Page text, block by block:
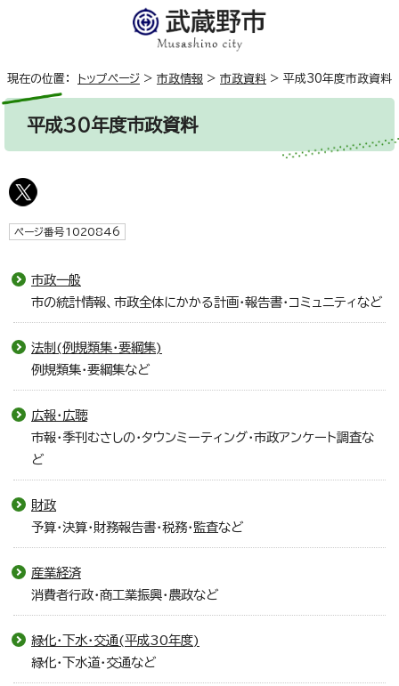
現在の位置： トップページ > 市政情報 > 市政資料 > 平成30年度市政資料
平成30年度市政資料
ページ番号1020846
市政一般
市の統計情報、市政全体にかかる計画・報告書・コミュニティなど
法制(例規類集・要綱集)
例規類集・要綱集など
広報・広聴
市報・季刊むさしの・タウンミーティング・市政アンケート調査な
ど
財政
予算・決算・財務報告書・税務・監査など
産業経済
消費者行政・商工業振興・農政など
緑化・下水・交通(平成30年度)
緑化・下水道・交通など